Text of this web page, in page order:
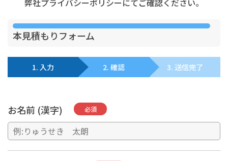
弊社プライバシーポリシーにてご確認ください。
本見積もりフォーム
1. 入力 2. 確認 3. 送信完了
お名前 (漢字) 必須